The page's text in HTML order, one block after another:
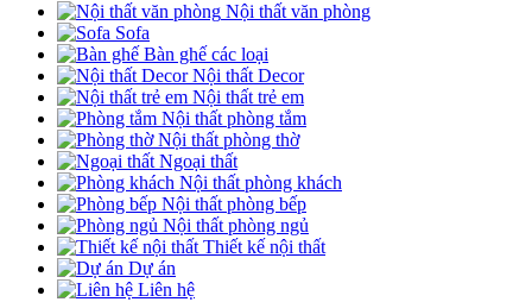
Nội thất văn phòng
Sofa
Bàn ghế các loại
Nội thất Decor
Nội thất trẻ em
Nội thất phòng tắm
Nội thất phòng thờ
Ngoại thất
Nội thất phòng khách
Nội thất phòng bếp
Nội thất phòng ngủ
Thiết kế nội thất
Dự án
Liên hệ